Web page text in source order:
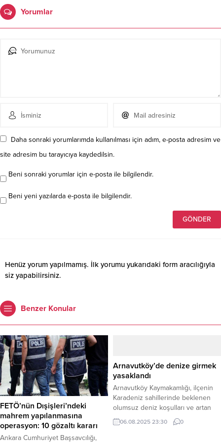
Yorumlar
Daha sonraki yorumlarımda kullanılması için adım, e-posta adresim ve
site adresim bu tarayıcıya kaydedilsin.
Beni sonraki yorumlar için e-posta ile bilgilendir.
Beni yeni yazılarda e-posta ile bilgilendir.
Henüz yorum yapılmamış. İlk yorumu yukarıdaki form aracılığıyla
siz yapabilirsiniz.
Benzer Konular
FETÖ’nün Dışişleri’ndeki
mahrem yapılanmasına
operasyon: 10 gözaltı kararı
Ankara Cumhuriyet Başsavcılığı,
Arnavutköy’de denize girmek
yasaklandı
Arnavutköy Kaymakamlığı, ilçenin
Karadeniz sahillerinde beklenen
olumsuz deniz koşulları ve artan
dalga boyu nedeniyle yarın (7
Ağustos Perşembe) denize
06.08.2025 23:30 0